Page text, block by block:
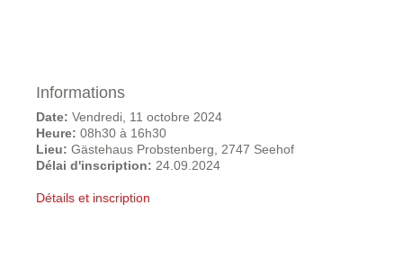
Informations
Date: Vendredi, 11 octobre 2024
Heure: 08h30 à 16h30
Lieu: Gästehaus Probstenberg, 2747 Seehof
Délai d'inscription: 24.09.2024
Détails et inscription